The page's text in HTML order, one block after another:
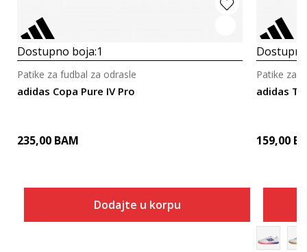
Dostupno boja:1
adidas Copa Pure IV Pro
Patike za fudbal za odrasle
235,00 BAM
Dodajte u korpu
adidas
Patike za
159,00